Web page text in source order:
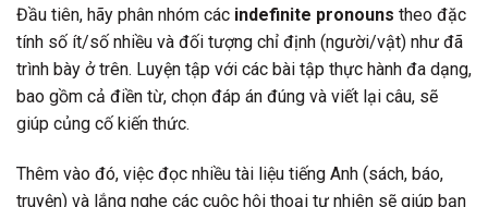
Đầu tiên, hãy phân nhóm các indefinite pronouns theo đặc
tính số ít/số nhiều và đối tượng chỉ định (người/vật) như đã
trình bày ở trên. Luyện tập với các bài tập thực hành đa dạng,
bao gồm cả điền từ, chọn đáp án đúng và viết lại câu, sẽ
giúp củng cố kiến thức.
Thêm vào đó, việc đọc nhiều tài liệu tiếng Anh (sách, báo,
truyện) và lắng nghe các cuộc hội thoại tự nhiên sẽ giúp bạn